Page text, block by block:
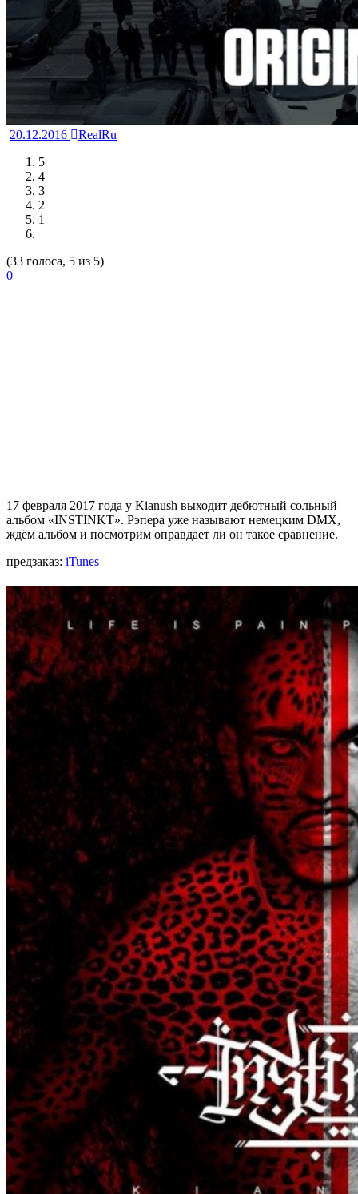
20.12.2016
RealRu
5
4
3
2
1
(33 голоса, 5 из 5)
0
17 февраля 2017 года у Kianush выходит дебютный сольный
альбом «INSTINKT». Рэпера уже называют немецким DMX,
ждём альбом и посмотрим оправдает ли он такое сравнение.
предзаказ: iTunes